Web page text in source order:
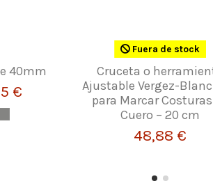
40mm
€
Fuera de stock
Cruceta o
Ajustable Vergez-
para Marcar
Cuero – 20 cm
48,88 €